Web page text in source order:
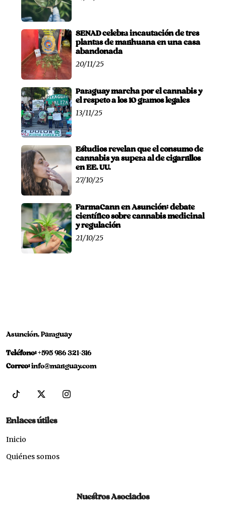
SENAD celebra incautación de tres
plantas de marihuana en una casa
abandonada
20/11/25
Paraguay marcha por el cannabis y
el respeto a los 10 gramos legales
13/11/25
Estudios revelan que el consumo de
cannabis ya supera al de cigarrillos
en EE. UU.
27/10/25
FarmaCann en Asunción: debate
científico sobre cannabis medicinal
y regulación
21/10/25
Asunción, Paraguay
Teléfono: +595 986 321-316
Correo: info@mariguay.com
Enlaces útiles
Inicio
Quiénes somos
Nuestros Asociados